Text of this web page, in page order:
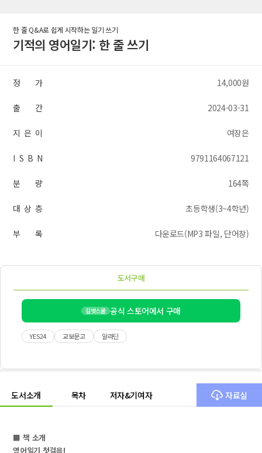
한 줄 Q&A로 쉽게 시작하는 일기 쓰기
기적의 영어일기: 한 줄 쓰기
정 가 14,000원
출 간 2024-03-31
지 은 이 여장은
I S B N 9791164067121
분 량 164쪽
대 상 층 초등학생(3~4학년)
부 록 다운로드(MP3 파일, 단어장)
도서구매
길벗스쿨 공식 스토어에서 구매
YES24 교보문고 알라딘
도서소개 목차 저자&기여자 자료실
■책 소개
영어일기 첫걸음!